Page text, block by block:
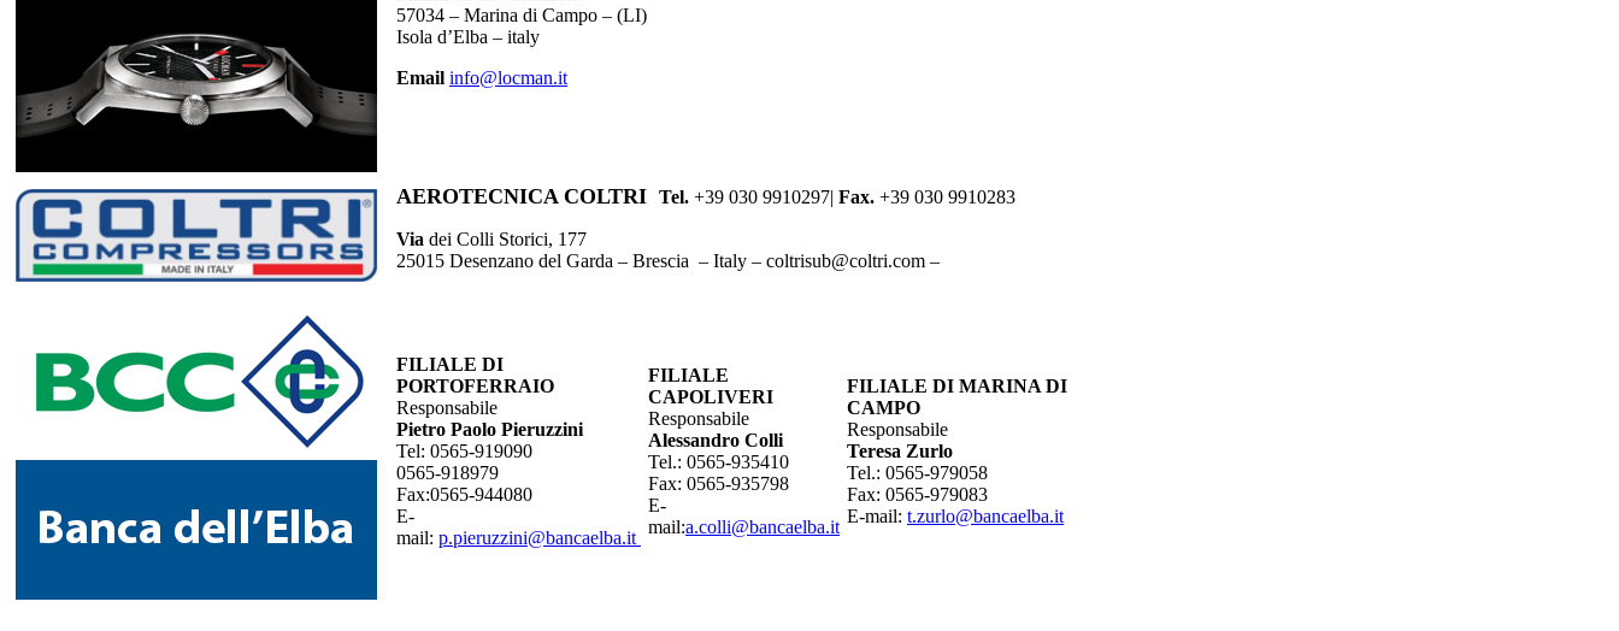
57034 – Marina di Campo – (LI)
Isola d’Elba – italy
Email info@locman.it
AEROTECNICA COLTRI Tel. +39 030 9910297| Fax. +39 030 9910283
Via dei Colli Storici, 177
25015 Desenzano del Garda – Brescia – Italy – coltrisub@coltri.com –
FILIALE DI
PORTOFERRAIO
Responsabile
Pietro Paolo Pieruzzini
Tel: 0565-919090
0565-918979
Fax:0565-944080
E-
mail: p.pieruzzini@bancaelba.it
FILIALE
CAPOLIVERI
Responsabile
Alessandro Colli
Tel.: 0565-935410
Fax: 0565-935798
E-
mail:a.colli@bancaelba.it
FILIALE DI MARINA DI
CAMPO
Responsabile
Teresa Zurlo
Tel.: 0565-979058
Fax: 0565-979083
E-mail: t.zurlo@bancaelba.it